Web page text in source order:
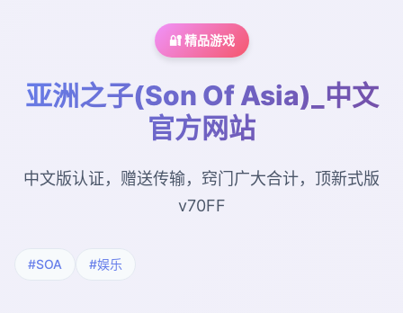
🔐 精品游戏
亚洲之子(Son Of Asia)_中文
官方网站
中文版认证，赠送传输，窍门广大合计，顶新式版
v70FF
#SOA #娱乐